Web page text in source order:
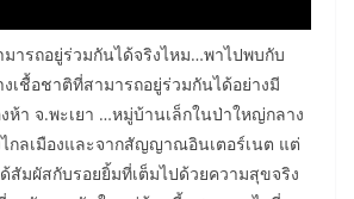
ารถอยู่ร่วมกันได้จริงไหม…พาไปพบกับ
เชื้อชาติที่สามารถอยู่ร่วมกันได้อย่างมี
า จ.พะเยา …หมู่บ้านเล็กในป่าใหญ่กลาง
กลเมืองและจากสัญญาณอินเตอร์เนต แต่
ด้สัมผัสกับรอยยิ้มที่เต็มไปด้วยความสุขจริง